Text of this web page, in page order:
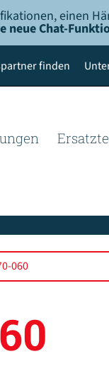
einen
neue Chat-
finden